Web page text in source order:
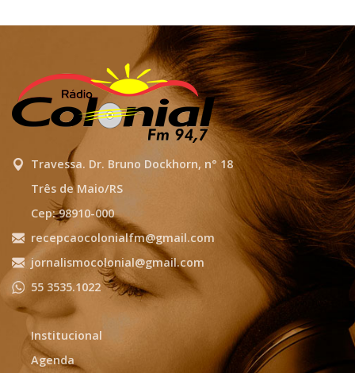
Travessa. Dr. Bruno Dockhorn, n° 18
Três de Maio/RS
Cep: 98910-000
recepcaocolonialfm@gmail.com
jornalismocolonial@gmail.com
55 3535.1022
Institucional
Agenda